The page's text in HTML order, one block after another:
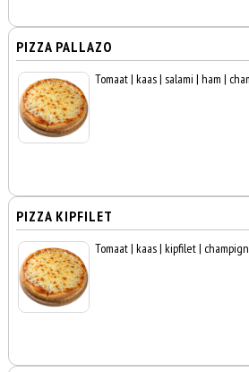
PIZZA PALLAZO
Tomaat | kaas | salami | ham |
PIZZA KIPFILET
Tomaat | kaas | kipfilet |